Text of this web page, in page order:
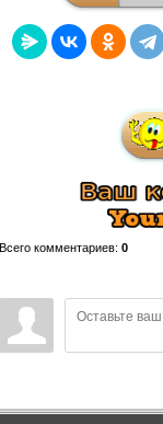
Всего комментариев: 0